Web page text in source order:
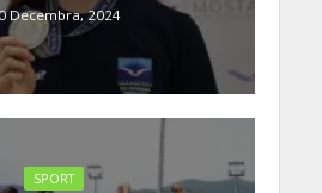
Decembra, 2024
SPORT